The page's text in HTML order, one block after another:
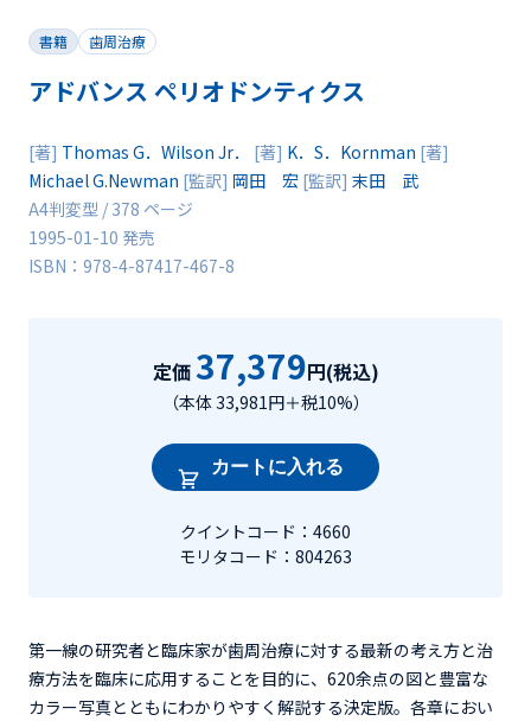
書籍 歯周治療
アドバンス ペリオドンティクス
[著] Thomas G．Wilson Jr． [著] K．S．Kornman [著]
Michael G.Newman [監訳] 岡田 宏 [監訳] 末田 武
A4判変型 / 378 ページ
1995-01-10 発売
ISBN：978-4-87417-467-8
定価37,379円(税込)
（本体 33,981円＋税10%）
カートに入れる
クイントコード：4660
モリタコード：804263
第一線の研究者と臨床家が歯周治療に対する最新の考え方と治
療方法を臨床に応用することを目的に、620余点の図と豊富な
カラー写真とともにわかりやすく解説する決定版。各章におい